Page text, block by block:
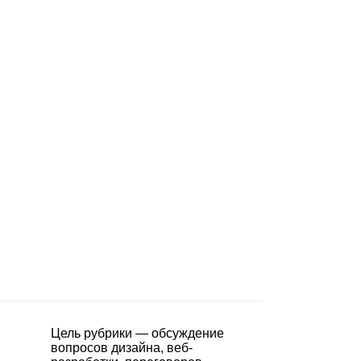
Цель рубрики — обсуждение
вопросов дизайна, веб-